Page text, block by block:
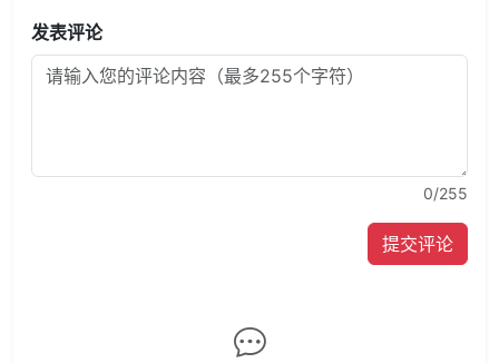
发表评论
0/255
提交评论